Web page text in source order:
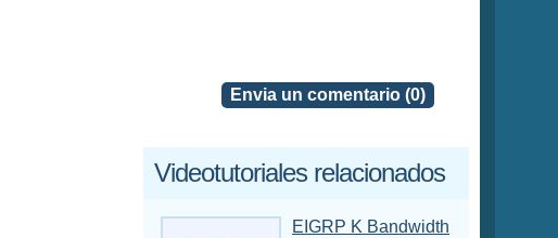
Envia un comentario (0)
Videotutoriales relacionados
EIGRP K Bandwidth